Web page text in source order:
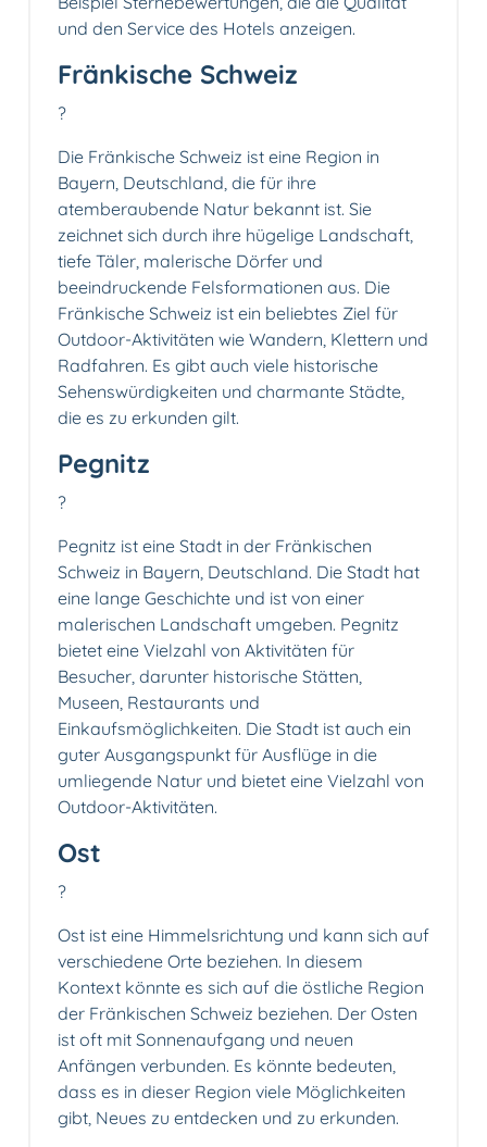
und den Service des Hotels anzeigen.
Fränkische Schweiz
?️
Die Fränkische Schweiz ist eine Region in
Bayern, Deutschland, die für ihre
atemberaubende Natur bekannt ist. Sie
zeichnet sich durch ihre hügelige Landschaft,
tiefe Täler, malerische Dörfer und
beeindruckende Felsformationen aus. Die
Fränkische Schweiz ist ein beliebtes Ziel für
Outdoor-Aktivitäten wie Wandern, Klettern und
Radfahren. Es gibt auch viele historische
Sehenswürdigkeiten und charmante Städte,
die es zu erkunden gilt.
Pegnitz
?️
Pegnitz ist eine Stadt in der Fränkischen
Schweiz in Bayern, Deutschland. Die Stadt hat
eine lange Geschichte und ist von einer
malerischen Landschaft umgeben. Pegnitz
bietet eine Vielzahl von Aktivitäten für
Besucher, darunter historische Stätten,
Museen, Restaurants und
Einkaufsmöglichkeiten. Die Stadt ist auch ein
guter Ausgangspunkt für Ausflüge in die
umliegende Natur und bietet eine Vielzahl von
Outdoor-Aktivitäten.
Ost
?
Ost ist eine Himmelsrichtung und kann sich auf
verschiedene Orte beziehen. In diesem
Kontext könnte es sich auf die östliche Region
der Fränkischen Schweiz beziehen. Der Osten
ist oft mit Sonnenaufgang und neuen
Anfängen verbunden. Es könnte bedeuten,
dass es in dieser Region viele Möglichkeiten
gibt, Neues zu entdecken und zu erkunden.